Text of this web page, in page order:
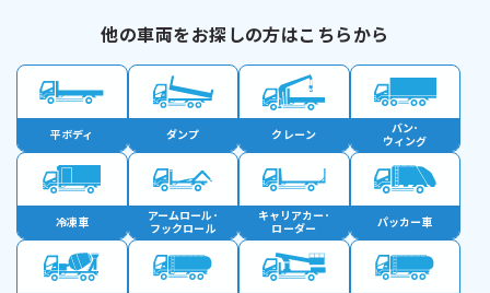
他の車両をお探しの方はこちらから
平ボディ ダンプ クレーン
バン･
ウィング
冷凍車
アームロール･
フックロール
キャリアカー･
ローダー
パッカー車